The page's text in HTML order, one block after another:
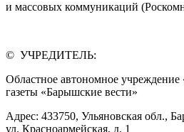
и массовых коммуникаций
© УЧРЕДИТЕЛЬ:
Областное автономное учреждение
газеты «Барышские вести»
Адрес: 433750, Ульяновская обл.,
ул. Красноармейская, д. 1